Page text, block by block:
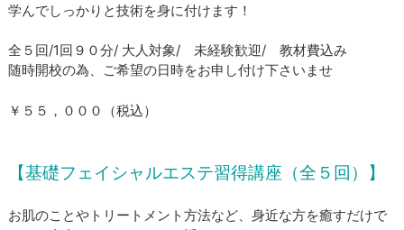
学んでしっかりと技術を身に付けます！
全５回/1回９０分/ 大人対象/ 未経験歓迎/ 教材費込み
​随時開校の為、ご希望の日時をお申し付け下さいませ
​￥５５，０００（税込）
【基礎フェイシャルエステ習得講座（全５回）】
お肌のことやトリートメント方法など、身近な方を癒すだけで